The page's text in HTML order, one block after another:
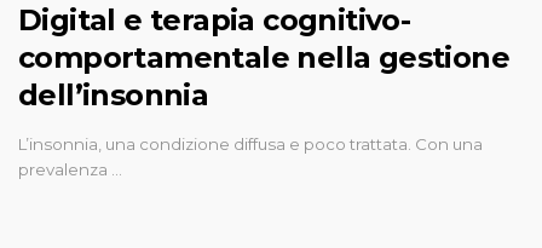
Digital e terapia cognitivo-
comportamentale nella gestione
dell’insonnia
L’insonnia, una condizione diffusa e poco trattata. Con una
prevalenza …